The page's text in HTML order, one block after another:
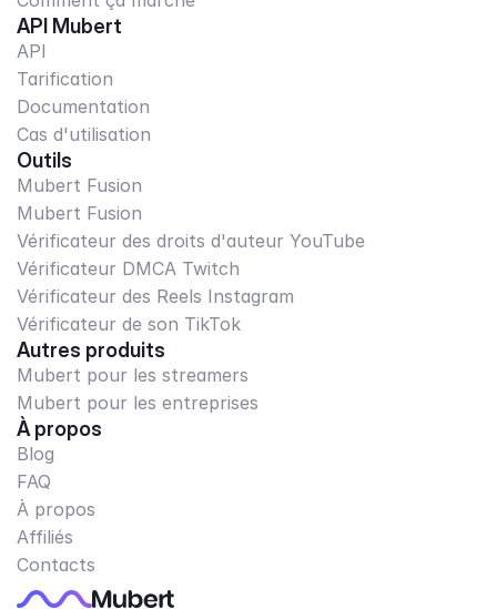
API Mubert
API
Tarification
Documentation
Cas d'utilisation
Outils
Mubert Fusion
Mubert Fusion
Vérificateur des droits d'auteur YouTube
Vérificateur DMCA Twitch
Vérificateur des Reels Instagram
Vérificateur de son TikTok
Autres produits
Mubert pour les streamers
Mubert pour les entreprises
À propos
Blog
FAQ
À propos
Affiliés
Contacts